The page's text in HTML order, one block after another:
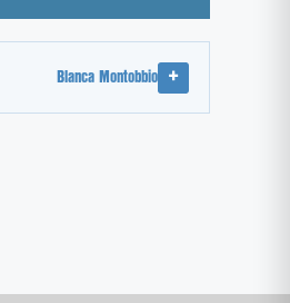
Blanca Montobbio